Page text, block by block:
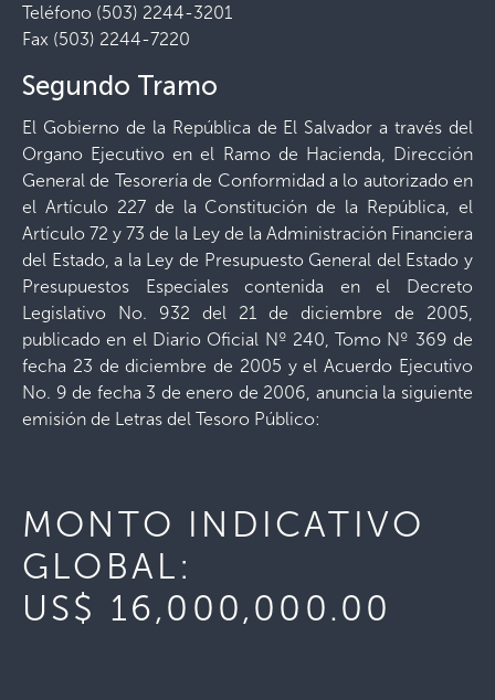
Teléfono (503) 2244-3201
Fax (503) 2244-7220
Segundo Tramo
El Gobierno de la República de El Salvador a través del
Organo Ejecutivo en el Ramo de Hacienda, Dirección
General de Tesorería de Conformidad a lo autorizado en
el Artículo 227 de la Constitución de la República, el
Artículo 72 y 73 de la Ley de la Administración Financiera
del Estado, a la Ley de Presupuesto General del Estado y
Presupuestos Especiales contenida en el Decreto
Legislativo No. 932 del 21 de diciembre de 2005,
publicado en el Diario Oficial Nº 240, Tomo Nº 369 de
fecha 23 de diciembre de 2005 y el Acuerdo Ejecutivo
No. 9 de fecha 3 de enero de 2006, anuncia la siguiente
emisión de Letras del Tesoro Público:
MONTO INDICATIVO
GLOBAL:
US$ 16,000,000.00